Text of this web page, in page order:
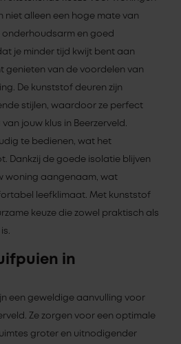
niet alleen een hoge mate van
onderhoudsarm en goed
je minder tijd kwijt bent aan
genieten van de voordelen van
De kunststof deuren zijn
stijlen, waardoor ze perfect
jouw klus in Beerzerveld.
te bedienen, wat het
Dankzij de goede isolatie blijven
woning aangenaam, wat
leefklimaat. Met kunststof
keuze die zowel praktisch als
in
een geweldige aanvulling voor
Ze zorgen voor een optimale
groter en uitnodigender